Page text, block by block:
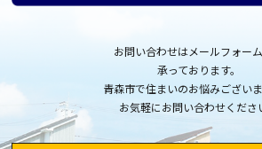
お問い合わせはメールフォー
承っております。
青森市で住まいのお悩みござい
お気軽にお問い合わせくださ